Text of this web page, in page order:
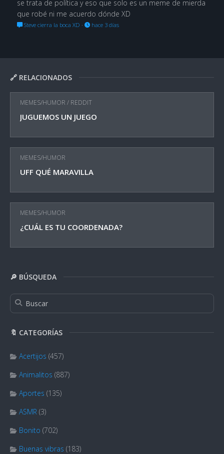
🔗 RELACIONADOS
MEMES/HUMOR / REDDIT
JUGUEMOS UN JUEGO
MEMES/HUMOR
UFF QUÉ MARAVILLA
MEMES/HUMOR
¿CUÁL ES TU COORDENADA?
🔎 BÚSQUEDA
🔖 CATEGORÍAS
Acertijos (457)
Animalitos (887)
Aportes (135)
ASMR (3)
Bonito (702)
Buenas vibras (183)
se trata de política y eso que solo es un meme de mierda
que robé ni me acuerdo dónde XD
Steve cierra la boca XD · hace 3 días